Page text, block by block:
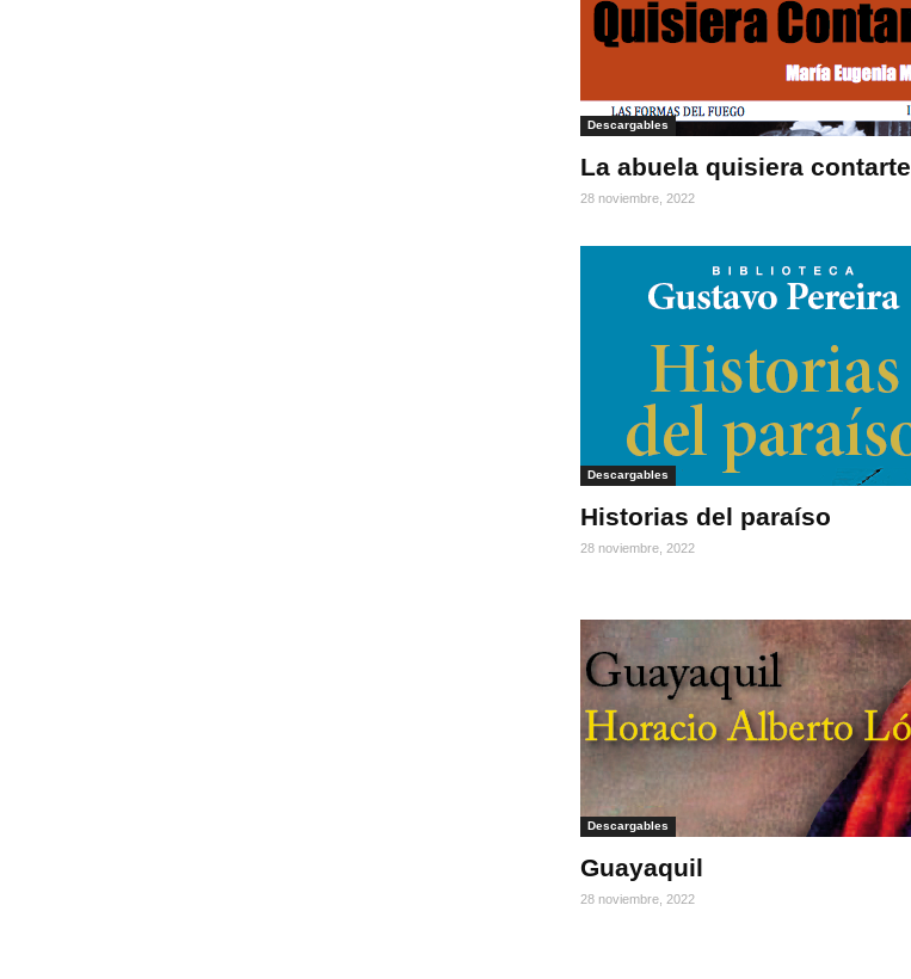
Descargables
La abuela quisiera contarte
28 noviembre, 2022
Descargables
Historias del paraíso
28 noviembre, 2022
Descargables
Guayaquil
28 noviembre, 2022